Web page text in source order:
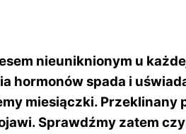
nieuniknionym u
hormonów spada i
miesiączki. Przeklinany
Sprawdźmy zatem